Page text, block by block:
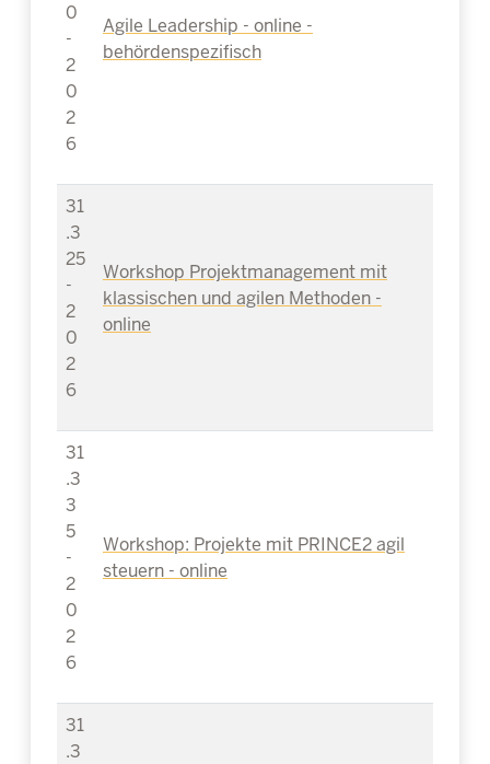
0
-
2
0
2
6
Agile Leadership - online -
behördenspezifisch
31
.3
25
-
2
0
2
6
Workshop Projektmanagement mit
klassischen und agilen Methoden -
online
31
.3
3
5
-
2
0
2
6
Workshop: Projekte mit PRINCE2 agil
steuern - online
31
.3